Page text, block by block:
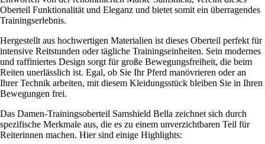
Oberteil Funktionalität und Eleganz und bietet somit ein überragendes
Trainingserlebnis.
Hergestellt aus hochwertigen Materialien ist dieses Oberteil perfekt für
intensive Reitstunden oder tägliche Trainingseinheiten. Sein modernes
und raffiniertes Design sorgt für große Bewegungsfreiheit, die beim
Reiten unerlässlich ist. Egal, ob Sie Ihr Pferd manövrieren oder an
Ihrer Technik arbeiten, mit diesem Kleidungsstück bleiben Sie in Ihren
Bewegungen frei.
Das Damen-Trainingsoberteil Samshield Bella zeichnet sich durch
spezifische Merkmale aus, die es zu einem unverzichtbaren Teil für
Reiterinnen machen. Hier sind einige Highlights: